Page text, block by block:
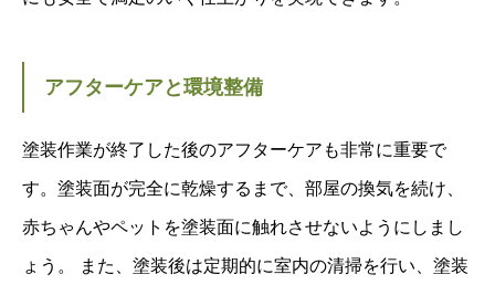
アフターケアと環境整備
塗装作業が終了した後のアフターケアも非常に重要で
す。塗装面が完全に乾燥するまで、部屋の換気を続け、
赤ちゃんやペットを塗装面に触れさせないようにしまし
ょう。 また、塗装後は定期的に室内の清掃を行い、塗装